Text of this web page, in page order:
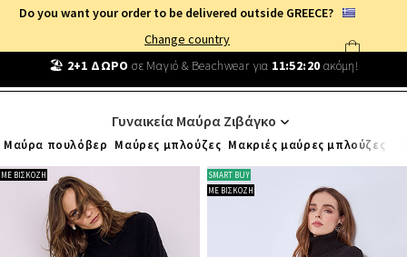
Do you want your order to be delivered outside GREECE?
Change country
🏖️ 2+1 ΔΩΡΟ σε Μαγιό & Beachwear για 11:52:20 ακόμη!
Γυναικεία Μαύρα Ζιβάγκο
Μαύρα πουλόβερ Μαύρες μπλούζες Μακριές μαύρες μπλούζες
ΜΕ ΒΙΣΚΟΖΗ
SMART BUY
ΜΕ ΒΙΣΚΟΖΗ